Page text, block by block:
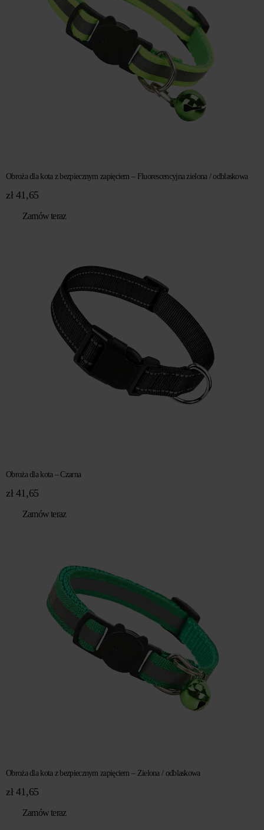
Obroża dla kota z bezpiecznym zapięciem – Fluorescencyjna zielona / odblaskowa
zł41,65
Zamów teraz
Obroża dla kota – Czarna
zł41,65
Zamów teraz
Obroża dla kota z bezpiecznym zapięciem – Zielona / odblaskowa
zł41,65
Zamów teraz